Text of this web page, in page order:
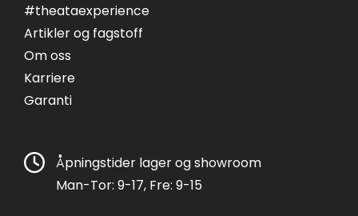
#theataexperience
Artikler og fagstoff
Om oss
Karriere
Garanti
Åpningstider lager og showroom
Man-Tor: 9-17, Fre: 9-15